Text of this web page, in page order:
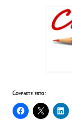
Comparte esto: